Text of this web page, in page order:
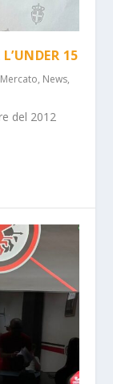
15
Mercato, News,
del 2012